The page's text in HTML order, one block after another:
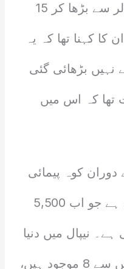
پیمائی کی فیس 11 ہزار ڈالر سے بڑھا کر 15
کا کہنا تھا کہ یہ
بڑھائی گئی
تھا کہ اس میں
کوہ پیمائی
کی فیس بھی بڑھا دی گئی ہے جو اب 5,500
ہو گئی ہے۔ نیپال میں دنیا
کی بلند ترین 14 چوٹیوں میں سے 8 موجود ہیں،